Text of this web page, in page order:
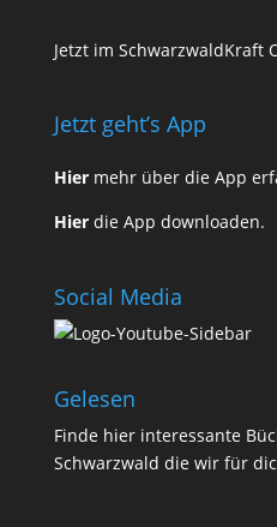
Jetzt im SchwarzwaldKraft
Jetzt geht’s App
Hiermehr über die App
Hierdie App downloaden.
Social Media
Gelesen
Finde hierinteressante
Schwarzwald die wir für